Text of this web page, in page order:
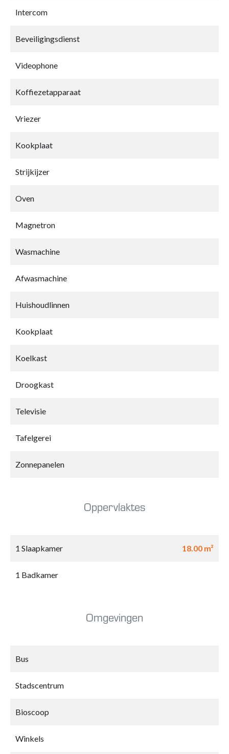
Intercom
Beveiligingsdienst
Videophone
Koffiezetapparaat
Vriezer
Kookplaat
Strijkijzer
Oven
Magnetron
Wasmachine
Afwasmachine
Huishoudlinnen
Kookplaat
Koelkast
Droogkast
Televisie
Tafelgerei
Zonnepanelen
Oppervlaktes
1 Slaapkamer 18.00 m²
1 Badkamer
Omgevingen
Bus
Stadscentrum
Bioscoop
Winkels